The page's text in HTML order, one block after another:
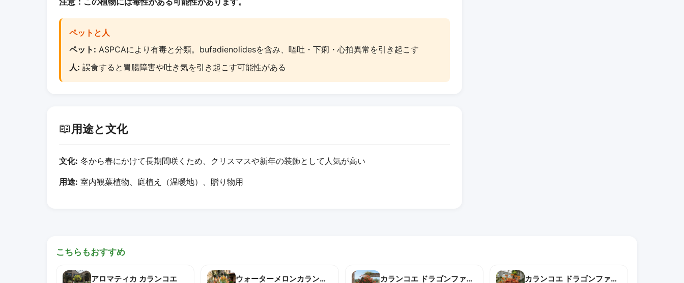
ペットと人
ペット: ASPCAにより有毒と分類。bufadienolidesを含み、嘔吐・下痢・心拍異常を引き起こす
人: 誤食すると胃腸障害や吐き気を引き起こす可能性がある
📖用途と文化
文化: 冬から春にかけて長期間咲くため、クリスマスや新年の装飾として人気が高い
用途: 室内観葉植物、庭植え（温暖地）、贈り物用
こちらもおすすめ
アロマティカ カランコエ ウォーターメロンカランコエ カランコエ ドラゴンファイヤー カランコエ ドラゴンファイヤー